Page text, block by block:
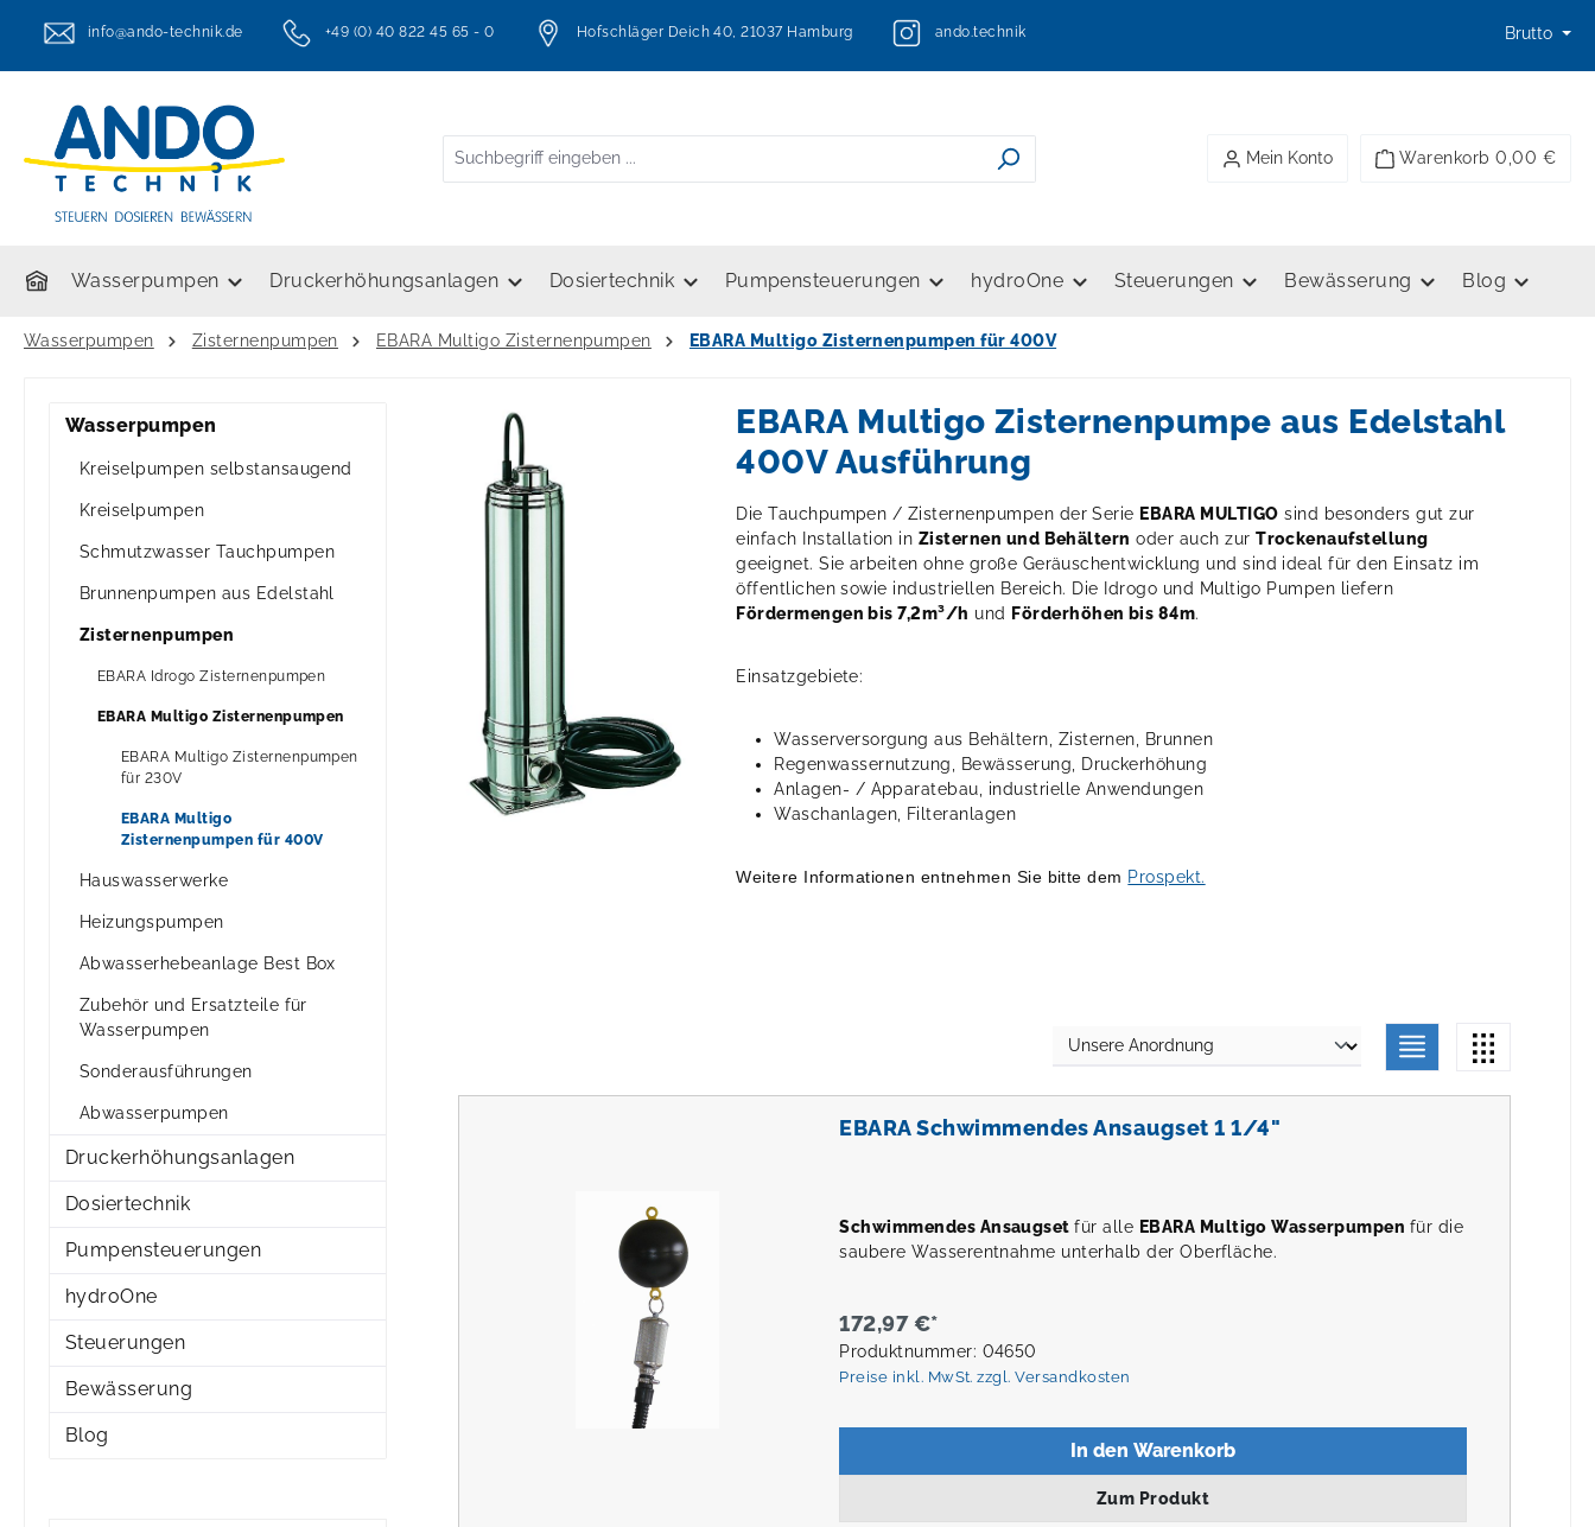
Zur Hauptnavigation springen
info@ando-technik.de +49 (0) 40 822 45 65 - 0 Hofschläger Deich 40, 21037 Hamburg ando.technik
twt.header.serviceHotlineText
Brutto
Mein Konto Warenkorb 0,00 €
Wasserpumpen Druckerhöhungsanlagen Dosiertechnik Pumpensteuerungen hydroOne Steuerungen Bewässerung Blog
Wasserpumpen Zisternenpumpen EBARA Multigo Zisternenpumpen EBARA Multigo Zisternenpumpen für 400V
Wasserpumpen
Kreiselpumpen selbstansaugend
Kreiselpumpen
Schmutzwasser Tauchpumpen
Brunnenpumpen aus Edelstahl
Zisternenpumpen
EBARA Idrogo Zisternenpumpen
EBARA Multigo Zisternenpumpen
EBARA Multigo Zisternenpumpen
für 230V
EBARA Multigo
Zisternenpumpen für 400V
Hauswasserwerke
Heizungspumpen
Abwasserhebeanlage Best Box
Zubehör und Ersatzteile für
Wasserpumpen
Sonderausführungen
Abwasserpumpen
Druckerhöhungsanlagen
Dosiertechnik
Pumpensteuerungen
hydroOne
Steuerungen
Bewässerung
Blog
EBARA Multigo Zisternenpumpe aus Edelstahl
400V Ausführung
Die Tauchpumpen / Zisternenpumpen der Serie EBARA MULTIGO sind besonders gut zur
einfach Installation in Zisternen und Behältern oder auch zurTrockenaufstellung
geeignet. Sie arbeiten ohne große Geräuschentwicklung und sind ideal für den Einsatz im
öffentlichen sowie industriellen Bereich. Die Idrogo und Multigo Pumpen liefern
Fördermengen bis 7,2m³/h und Förderhöhen bis 84m.
Einsatzgebiete:
Wasserversorgung aus Behältern, Zisternen, Brunnen
Regenwassernutzung, Bewässerung, Druckerhöhung
Anlagen- / Apparatebau, industrielle Anwendungen
Waschanlagen, Filteranlagen
Weitere Informationen entnehmen Sie bitte dem Prospekt.
EBARA Schwimmendes Ansaugset 1 1/4"
Schwimmendes Ansaugsetfür alle EBARA Multigo Wasserpumpen für die
saubere Wasserentnahme unterhalb der Oberfläche.
172,97 €*
Produktnummer: 04650
Preise inkl. MwSt. zzgl. Versandkosten
In den Warenkorb
Zum Produkt